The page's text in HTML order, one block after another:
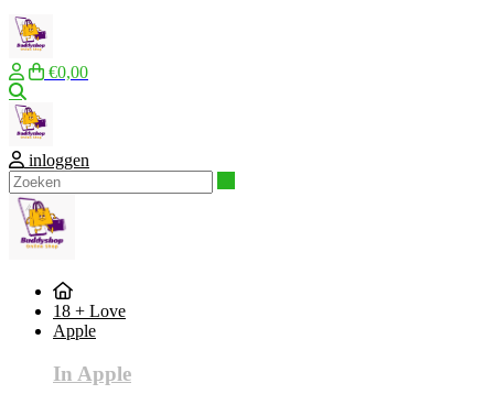
€0,00
inloggen
18 + Love
Apple
In Apple